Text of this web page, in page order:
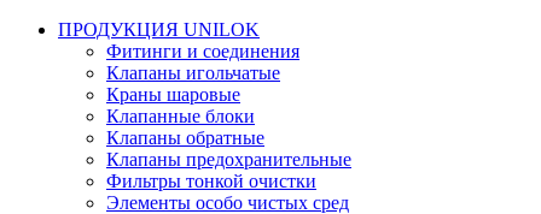
ПРОДУКЦИЯ UNILOK
Фитинги и соединения
Клапаны игольчатые
Краны шаровые
Клапанные блоки
Клапаны обратные
Клапаны предохранительные
Фильтры тонкой очистки
Элементы особо чистых сред